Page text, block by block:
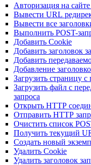
Авторизация на
Вывести URL
Вывести все
Выполнить POST-
Добавить Cookie
Добавить заголовок
Добавить
Добавление
Загрузить страницу
Загрузить файл с
запроса
Открыть HTTP
Отправить HTTP
Очистить список
Получить текущий
Создать новый
Удалить Cookie
Удалить заголовок